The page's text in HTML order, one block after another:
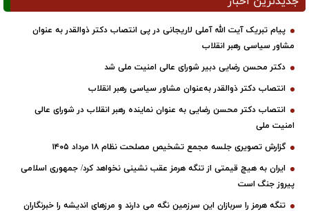
پیام تبریک آیت الله آملی لاریجانی در پی انتصاب دکتر ذوالقدر به عنوان
مشاور سیاسی رهبر انقلاب
دکتر محسن رضایی دبیر شورای عالی امنیت ملی شد
انتصاب دکتر ذوالقدر به‌عنوان مشاور سیاسی رهبر انقلاب
انتصاب دکتر محسن رضایی به عنوان نماینده رهبر انقلاب در شورای عالی
امنیت ملی
گزارش تصویری جلسه مجمع تشخیص مصلحت نظام ۱۸ مرداد ۱۴۰۵
ایران به هیچ قیمتی از تنگه هرمز عقب نشینی نخواهد کرد/ جمهوری اسلامی
پیروز جنگ است
تنگه هرمز را سربازان این سرزمین نگه می دارند و مرزهای اندیشه را خبرنگاران